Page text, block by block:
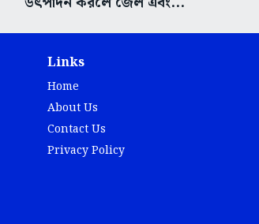
Links
Home
About Us
Contact Us
Privacy Policy